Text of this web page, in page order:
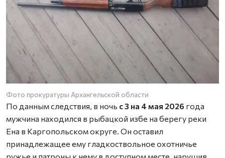
Фото прокуратуры Архангельской области
По данным следствия, в ночь с 3 на 4 мая 2026 года
мужчина находился в рыбацкой избе на берегу реки
Ена в Каргопольском округе. Он оставил
принадлежащее ему гладкоствольное охотничье